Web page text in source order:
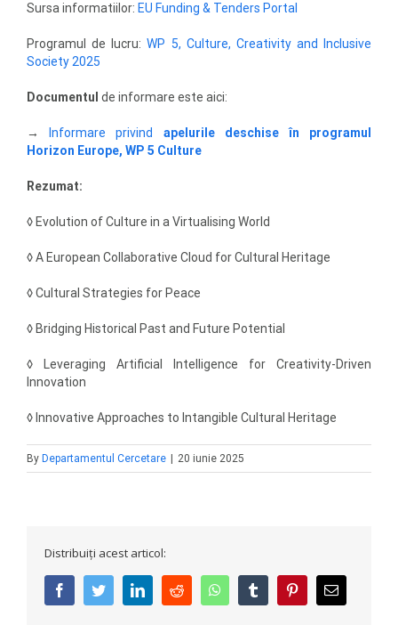
Sursa informatiilor: EU Funding & Tenders Portal
Programul de lucru:WP 5, Culture, Creativity and Inclusive
Society 2025
Documentul de informare este aici:
→ Informare privind apelurile deschise în programul
Horizon Europe, WP 5 Culture
Rezumat:
◊ Evolution of Culture in a Virtualising World
◊ A European Collaborative Cloud for Cultural Heritage
◊ Cultural Strategies for Peace
◊ Bridging Historical Past and Future Potential
◊ Leveraging Artificial Intelligence for Creativity-Driven
Innovation
◊ Innovative Approaches to Intangible Cultural Heritage
By Departamentul Cercetare 20 iunie 2025
Distribuiți acest articol:
facebooktwitter linkedinreddit whatsapptumblr pinterestE-
mail: